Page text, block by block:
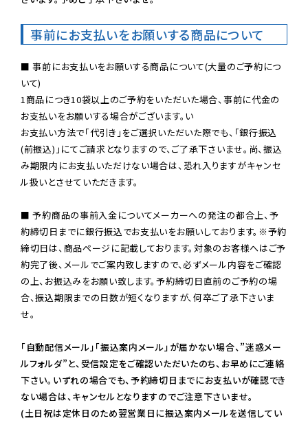
事前にお支払いをお願いする商品について
■ 事前にお支払いをお願いする商品について(大量のご予約につ
いて)
1商品につき10袋以上のご予約をいただいた場合、事前に代金の
お支払いをお願いする場合がございます。い
お支払い方法で「代引き」をご選択いただいた際でも、「銀行振込
(前振込)」にてご請求となりますので、ご了承下さいませ。尚、振込
み期限内にお支払いただけない場合は、恐れ入りますがキャンセ
ル扱いとさせていただきます。
■ 予約商品の事前入金についてメーカーへの発注の都合上、予
約締切日までに銀行振込でお支払いをお願いしております。※予約
締切日は、商品ページに記載しております。対象のお客様へはご予
約完了後、メールでご案内致しますので、必ずメール内容をご確認
の上、お振込みをお願い致します。予約締切日直前のご予約の場
合、振込期限までの日数が短くなりますが、何卒ご了承下さいま
せ。
「自動配信メール」「振込案内メール」が届かない場合、”迷惑メー
ルフォルダ”と、受信設定をご確認いただいたのち、お早めにご連絡
下さい。いずれの場合でも、予約締切日までにお支払いが確認でき
ない場合は、キャンセルとなりますのでご注意下さいませ。
(土日祝は定休日のため翌営業日に振込案内メールを送信してい